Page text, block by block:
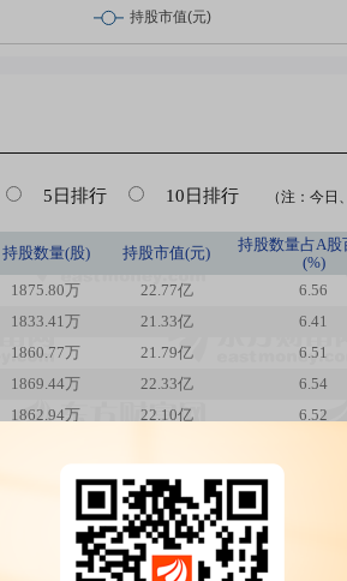
5日排行 10日排行 （注：今日
持股数量(股) 持股市值(元)
持股数量占A股
(%)
1875.80万 22.77亿 6.56
1833.41万 21.33亿 6.41
1860.77万 21.79亿 6.51
1869.44万 22.33亿 6.54
1862.94万 22.10亿 6.52
1874.07万 23.35亿
23.43亿
1872.67万 22.66亿
1875.35万 22.22亿